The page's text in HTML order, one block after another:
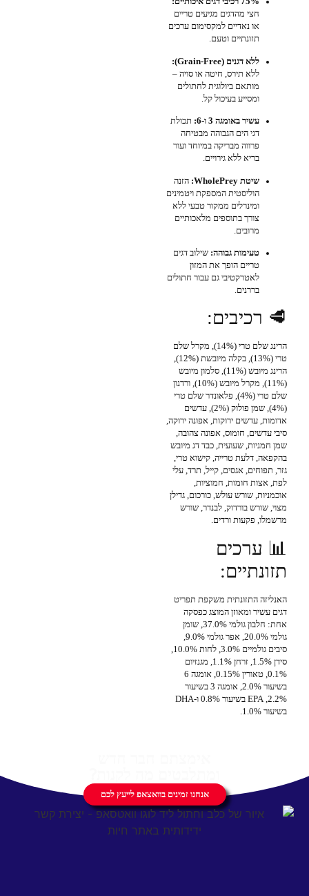
חצי מהדגים מגיעים טריים
או נאדיים למקסימום ערכים
תזונתיים וטעם.
ללא דגנים (Grain-Free):
ללא תירס, חיטה או סויה –
מותאם ביולוגית לחתולים
ומסייע בעיכול קל.
עשיר באומגה 3 ו-6:
תכולת
דגי הים הגבוהה מבטיחה
פרווה מבריקה במיוחד ועור
בריא ללא גירויים.
שיטת WholePrey:
הזנה
הוליסטית המספקת ויטמינים
ומינרלים ממקור טבעי ללא
צורך בתוספים מלאכותיים
מרובים.
טעימות גבוהה: שילוב דגים
טריים הופך את המזון
לאטרקטיבי גם עבור חתולים
בררנים.
🥩 רכיבים:
הרינג שלם טרי (14%), מקרל שלם
טרי (13%), בקלה מיובשת (12%),
הרינג מיובש (11%), סלמון מיובש
(11%), מקרל מיובש (10%), ורדנון
שלם טרי (4%), פלאונדר שלם טרי
(4%), שמן פולוק (2%), עדשים
אדומות, עדשים ירוקות, אפונה ירוקה,
סיבי עדשים, חומוס, אפונה צהובה,
שמן חמניות, שעועית, כבד דג מיובש
בהקפאה, דלעת טרייה, קישוא טרי,
גזר, תפוחים, אגסים, קייל, תרד, עלי
לפת, אצות חומות, חמוציות,
אוכמניות, שורש עולש, כורכום, גדילן
מצוי, שורש בורדוק, לבנדר, שורש
מרשמלו, פקעות ורדים.
📊 ערכים
תזונתיים:
האנליזה התזונתית משקפת תפריט
דגים עשיר ומאוזן המוצג כפסקה
אחת: חלבון גולמי 37.0%, שומן
גולמי 20.0%, אפר גולמי 9.0%,
סיבים גולמיים 3.0%, לחות 10.0%,
סידן 1.5%, זרחן 1.1%, מגנזיום
0.1%, טאורין 0.15%, אומגה 6
בשיעור 2.0%, אומגה 3 בשיעור
2.2%, EPA בשיעור 0.8% ו-DHA
בשיעור 1.0%.
אנחנו זמינים בוואצאפ לייעץ לכם